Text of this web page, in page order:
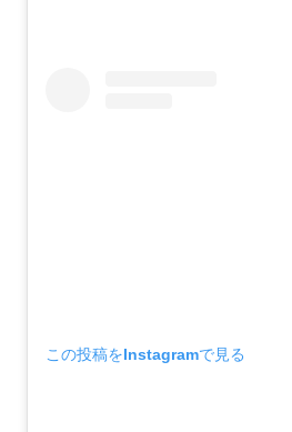
この投稿をInstagramで見る